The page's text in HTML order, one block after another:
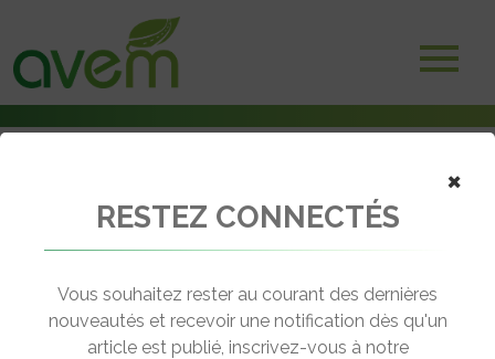
La recharge rapide dégrade-t-elle les batteries des voitures
← Revenir aux actualités
×
RESTEZ CONNECTÉS
Vous souhaitez rester au courant des dernières
nouveautés et recevoir une notification dès qu'un
article est publié, inscrivez-vous à notre